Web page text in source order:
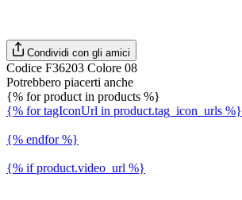
Condividi con gli amici
Codice F36203 Colore 08
Potrebbero piacerti anche
{% for product in products %}
{% for tagIconUrl in product.tag_icon_urls %}
{% endfor %}
{% if product.video_url %}